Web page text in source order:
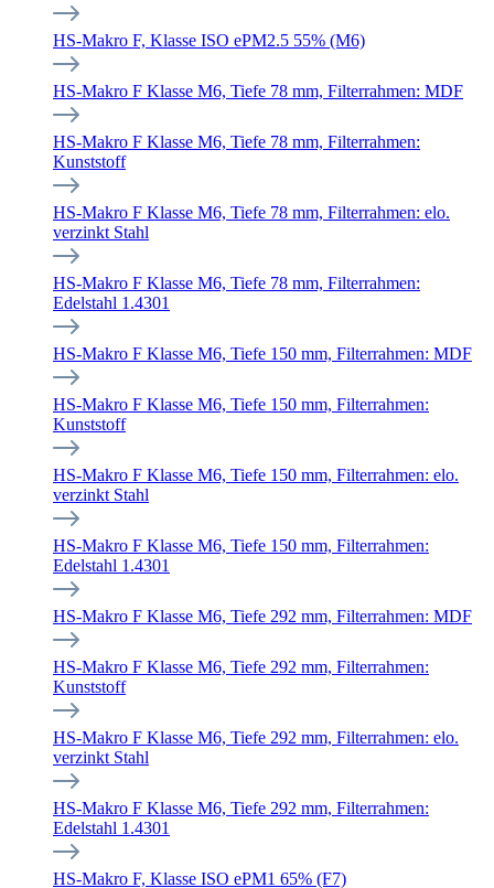
HS-Makro F, Klasse ISO ePM2.5 55% (M6)
HS-Makro F Klasse M6, Tiefe 78 mm, Filterrahmen: MDF
HS-Makro F Klasse M6, Tiefe 78 mm, Filterrahmen:
Kunststoff
HS-Makro F Klasse M6, Tiefe 78 mm, Filterrahmen: elo.
verzinkt Stahl
HS-Makro F Klasse M6, Tiefe 78 mm, Filterrahmen:
Edelstahl 1.4301
HS-Makro F Klasse M6, Tiefe 150 mm, Filterrahmen: MDF
HS-Makro F Klasse M6, Tiefe 150 mm, Filterrahmen:
Kunststoff
HS-Makro F Klasse M6, Tiefe 150 mm, Filterrahmen: elo.
verzinkt Stahl
HS-Makro F Klasse M6, Tiefe 150 mm, Filterrahmen:
Edelstahl 1.4301
HS-Makro F Klasse M6, Tiefe 292 mm, Filterrahmen: MDF
HS-Makro F Klasse M6, Tiefe 292 mm, Filterrahmen:
Kunststoff
HS-Makro F Klasse M6, Tiefe 292 mm, Filterrahmen: elo.
verzinkt Stahl
HS-Makro F Klasse M6, Tiefe 292 mm, Filterrahmen:
Edelstahl 1.4301
HS-Makro F, Klasse ISO ePM1 65% (F7)